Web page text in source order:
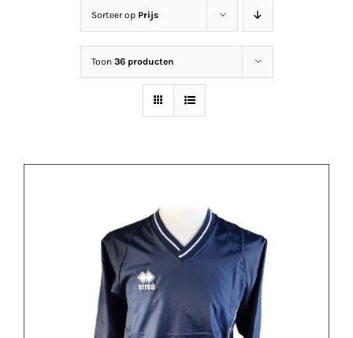
Sorteer op Prijs
Toon 36 producten